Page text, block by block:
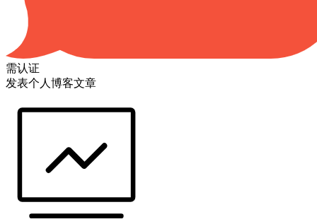
需认证
发表个人博客文章